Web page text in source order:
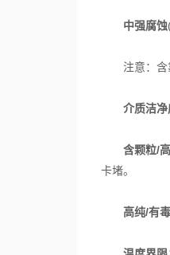
中强腐蚀
注意：含氯
介质洁
含颗粒/
卡堵。
高纯/有